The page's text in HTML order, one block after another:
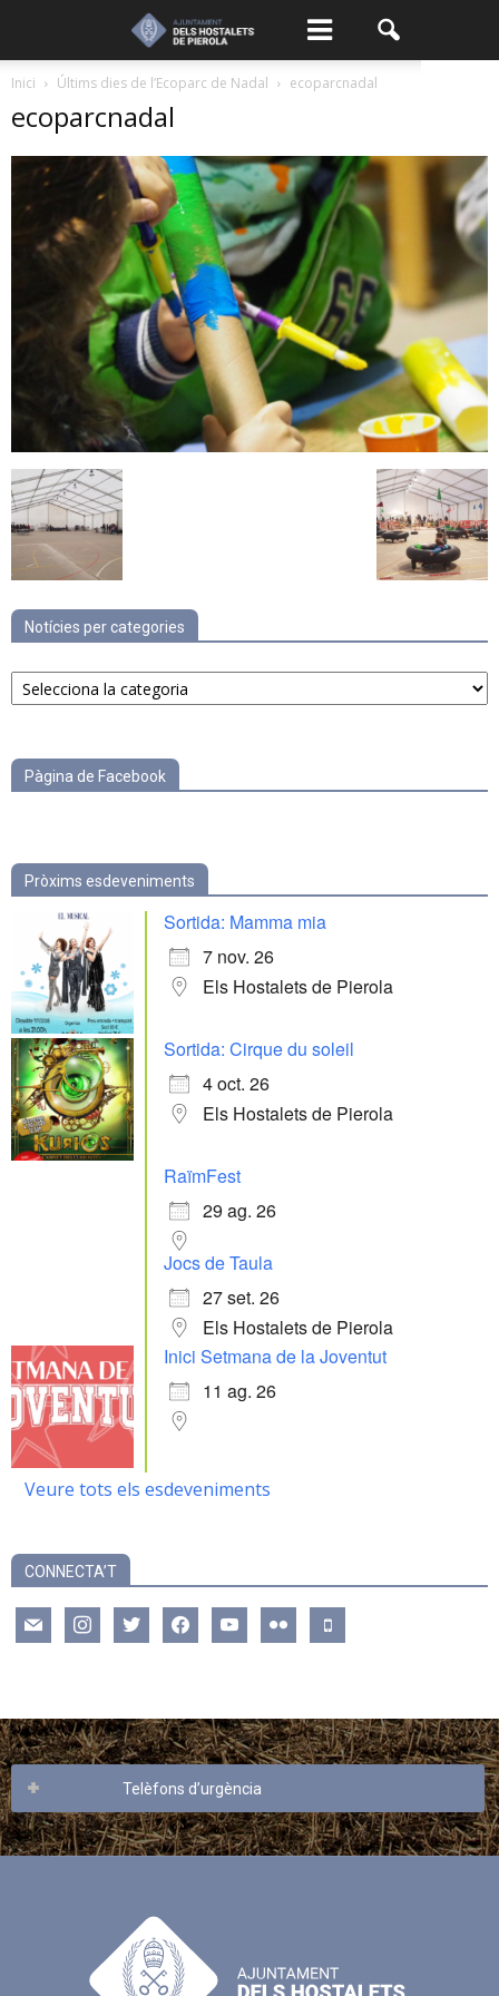
Inici Últims dies de l’Ecoparc de Nadal ecoparcnadal
ecoparcnadal
Notícies per categories
Notícies
per
Pàgina de Facebook
Pròxims esdeveniments
Sortida: Mamma mia
7 nov. 26
Els Hostalets de Pierola
Sortida: Cirque du soleil
4 oct. 26
Els Hostalets de Pierola
RaïmFest
29 ag. 26
Jocs de Taula
27 set. 26
Els Hostalets de Pierola
Inici Setmana de la Joventut
11 ag. 26
Veure tots els esdeveniments
CONNECTA’T
mail instagramtwitter facebookyoutube flickr mobile
Telèfons d’urgència